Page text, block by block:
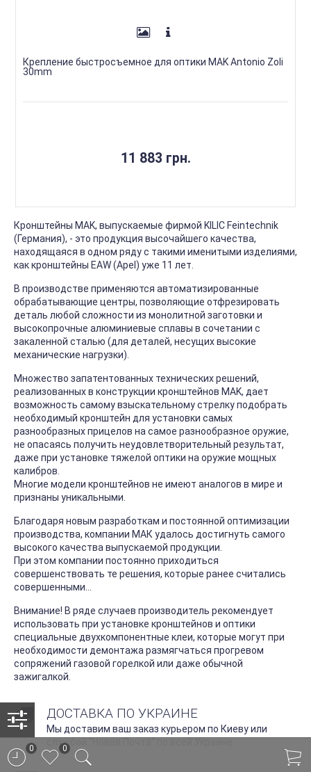
Крепление быстросъемное для оптики MAK Antonio Zoli
30mm
11 883 грн.
Кронштейны MAK, выпускаемые фирмой KILIC Feintechnik
(Германия), - это продукция высочайшего качества,
находящаяся в одном ряду с такими именитыми изделиями,
как кронштейны EAW (Apel) уже 11 лет.
В производстве применяются автоматизированные
обрабатывающие центры, позволяющие отфрезировать
деталь любой сложности из монолитной заготовки и
высокопрочные алюминиевые сплавы в сочетании с
закаленной сталью (для деталей, несущих высокие
механические нагрузки).
Множество запатентованных технических решений,
реализованных в конструкции кронштейнов MAK, дает
возможность самому взыскательному стрелку подобрать
необходимый кронштейн для установки самых
разнообразных прицелов на самое разнообразное оружие,
не опасаясь получить неудовлетворительный результат,
даже при установке тяжелой оптики на оружие мощных
калибров.
Многие модели кронштейнов не имеют аналогов в мире и
признаны уникальными.
Благодаря новым разработкам и постоянной оптимизации
производства, компании МАК удалось достигнуть самого
высокого качества выпускаемой продукции.
При этом компании постоянно приходиться
совершенствовать те решения, которые ранее считались
совершенными...
Внимание! В ряде случаев производитель рекомендует
использовать при установке кронштейнов и оптики
специальные двухкомпонентные клеи, которые могут при
необходимости демонтажа размягчаться прогревом
сопряжений газовой горелкой или даже обычной
зажигалкой.
ДОСТАВКА ПО УКРАИНЕ
Мы доставим ваш заказ курьером по Киеву или
службой "Новая Почта" по всей Украине.
0 0